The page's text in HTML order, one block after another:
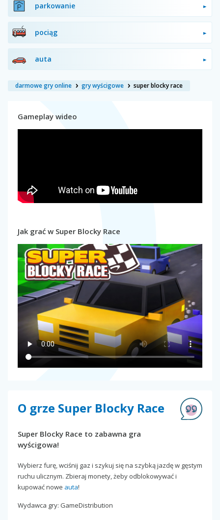
parkowanie
pociąg
auta
darmowe gry online gry wyścigowe super blocky race
Gameplay wideo
Jak grać w Super Blocky Race
O grze Super Blocky Race
Super Blocky Race to zabawna gra
wyścigowa!
Wybierz furę, wciśnij gaz i szykuj się na szybką jazdę w gęstym
ruchu ulicznym. Zbieraj monety, żeby odblokowywać i
kupować nowe auta!
Wydawca gry: GameDistribution